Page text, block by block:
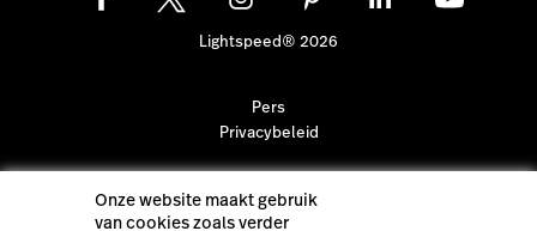
Lightspeed® 2026
Pers
Privacybeleid
Onze website maakt gebruik
van cookies zoals verder